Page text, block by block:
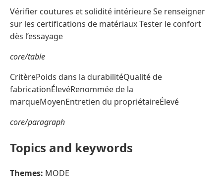
Vérifier coutures et solidité intérieure Se renseigner
sur les certifications de matériaux Tester le confort
dès l’essayage
core/table
CritèrePoids dans la durabilitéQualité de
fabricationÉlevéRenommée de la
marqueMoyenEntretien du propriétaireÉlevé
core/paragraph
Topics and keywords
Themes: MODE